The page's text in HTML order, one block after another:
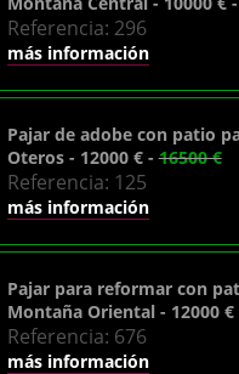
Referencia: 296
más información
Pajar de adobe con patio
Oteros - 12000 € -16500 €
Referencia: 125
más información
Pajar para reformar con
Montaña Oriental - 12000
Referencia: 676
más información